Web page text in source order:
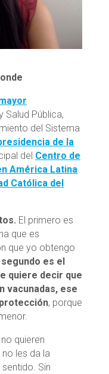
Salud Pública,
del Sistema
de la
del Centro de
América Latina
Católica del
El primero es
que es
que yo obtengo
es el
quiere decir que
vacunadas, ese
, porque
quieren
les da la
Sin